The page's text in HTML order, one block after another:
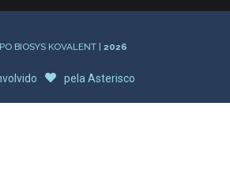
BIOSYS KOVALENT | 2026
pela Asterisco